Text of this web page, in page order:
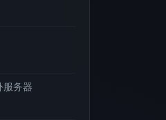
服务器